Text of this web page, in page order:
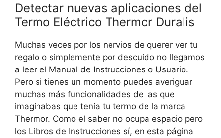
Detectar nuevas aplicaciones del
Termo Eléctrico Thermor Duralis
Muchas veces por los nervios de querer ver tu
regalo o simplemente por descuido no llegamos
a leer el Manual de Instrucciones o Usuario.
Pero si tienes un momento puedes averiguar
muchas más funcionalidades de las que
imaginabas que tenía tu termo de la marca
Thermor. Como el saber no ocupa espacio pero
los Libros de Instrucciones sí, en esta página